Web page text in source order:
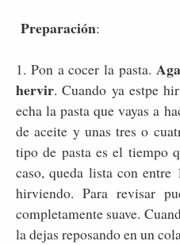
Preparación:
1. Pon a cocer la pasta.
hervir. Cuando ya estpe
echa la pasta que vayas a
de aceite y unas tres o
tipo de pasta es el tiempo
caso, queda lista con
hirviendo. Para revisar
completamente suave.
la dejas reposando en un